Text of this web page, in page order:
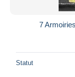
7
Statut